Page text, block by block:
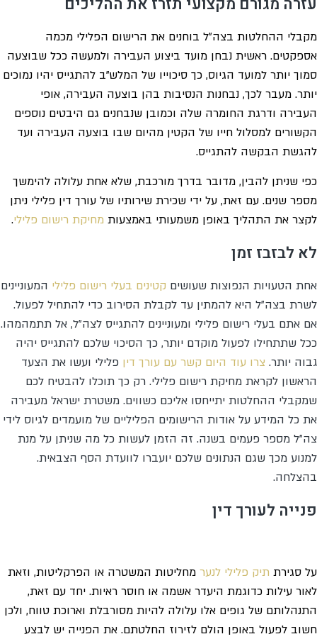
עזרה מגורם מקצועי תזרז את ההליכים
מקבלי ההחלטות בצה"ל בוחנים את הרישום הפלילי מכמה
אספקטים. ראשית נבחן מועד ביצוע העבירה ולמעשה ככל שבוצעה
סמוך יותר למועד הגיוס, כך סיכוייו של המלש"ב להתגייס יהיו נמוכים
יותר. מעבר לכך, נבחנות הנסיבות בהן בוצעה העבירה, אופי
העבירה ודרגת החומרה שלה וכמובן שנבחנים גם היבטים נוספים
הקשורים למסלול חייו של הקטין מהיום שבו בוצעה העבירה ועד
להגשת הבקשה להתגייס.
כפי שניתן להבין, מדובר בדרך מורכבת, שלא אחת עלולה להימשך
מספר שנים. עם זאת, על ידי שכירת שירותיו של עורך דין פלילי ניתן
לקצר את התהליך באופן משמעותי באמצעות מחיקת רישום פלילי.
לא לבזבז זמן
אחת הטעויות הנפוצות שעושים קטינים בעלי רישום פלילי המעוניינים
לשרת בצה"ל היא להמתין עד לקבלת הסירוב כדי להתחיל לפעול.
אם אתם בעלי רישום פלילי ומעוניינים להתגייס לצה"ל, אל תתמהמהו.
ככל שתתחילו לפעול מוקדם יותר, כך הסיכוי שלכם להתגייס יהיה
גבוה יותר. צרו עוד היום קשר עם עורך דין פלילי ועשו את הצעד
הראשון לקראת מחיקת רישום פלילי. רק כך תוכלו להבטיח לכם
שמקבלי ההחלטות יתייחסו אליכם כשווים. משטרת ישראל מעבירה
את כל המידע על אודות הרישומים הפליליים של מועמדים לגיוס לידי
צה"ל מספר פעמים בשנה. זה הזמן לעשות כל מה שניתן על מנת
למנוע מכך שגם הנתונים שלכם יועברו לוועדת הסף הצבאית.
בהצלחה.
פנייה לעורך דין
על סגירת תיק פלילי לנער מחליטות המשטרה או הפרקליטות, וזאת
לאור עילות כדוגמת היעדר אשמה או חוסר ראיות. יחד עם זאת,
התנהלותם של גופים אלו עלולה להיות מסורבלת וארוכת טווח, ולכן
חשוב לפעול באופן הולם לזירוז החלטתם. את הפנייה יש לבצע